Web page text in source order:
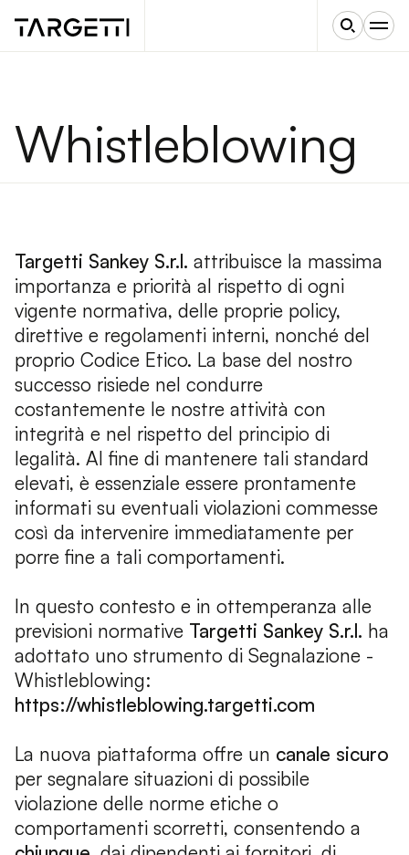
Whistleblowing
Targetti Sankey S.r.l. attribuisce la massima
importanza e priorità al rispetto di ogni
vigente normativa, delle proprie policy,
direttive e regolamenti interni, nonché del
proprio Codice Etico. La base del nostro
successo risiede nel condurre
costantemente le nostre attività con
integrità e nel rispetto del principio di
legalità. Al fine di mantenere tali standard
elevati, è essenziale essere prontamente
informati su eventuali violazioni commesse
così da intervenire immediatamente per
porre fine a tali comportamenti.
In questo contesto e in ottemperanza alle
previsioni normative Targetti Sankey S.r.l. ha
adottato uno strumento di Segnalazione -
Whistleblowing:
https://whistleblowing.targetti.com
La nuova piattaforma offre un canale sicuro
per segnalare situazioni di possibile
violazione delle norme etiche o
comportamenti scorretti, consentendo a